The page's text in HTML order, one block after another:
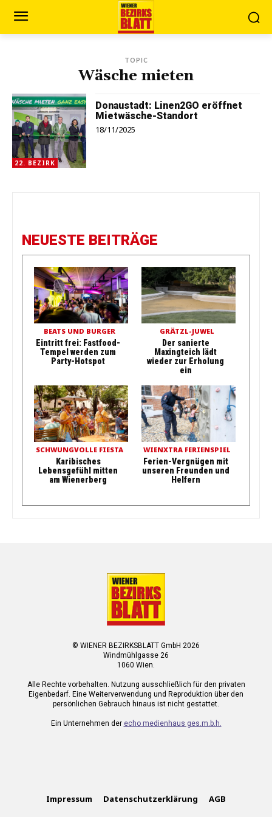
TOPIC
Wäsche mieten
22. BEZIRK
Donaustadt: Linen2GO eröffnet
Mietwäsche-Standort
18/11/2025
NEUESTE BEITRÄGE
BEATS UND BURGER
Eintritt frei: Fastfood-
Tempel werden zum
Party-Hotspot
GRÄTZL-JUWEL
Der sanierte
Maxingteich lädt
wieder zur Erholung
ein
SCHWUNGVOLLE FIESTA
Karibisches
Lebensgefühl mitten
am Wienerberg
WIENXTRA FERIENSPIEL
Ferien-Vergnügen mit
unseren Freunden und
Helfern
© WIENER BEZIRKSBLATT GmbH 2026
Windmühlgasse 26
1060 Wien.
Alle Rechte vorbehalten. Nutzung ausschließlich für den privaten
Eigenbedarf. Eine Weiterverwendung und Reproduktion über den
persönlichen Gebrauch hinaus ist nicht gestattet.
Ein Unternehmen der echo medienhaus ges.m.b.h.
Impressum Datenschutzerklärung AGB